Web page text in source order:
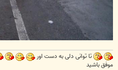
تا توانی دلی به دست اور
موفق باشید